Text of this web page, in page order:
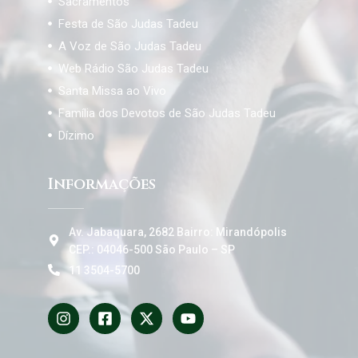
Festa de São Judas Tadeu
A Voz de São Judas Tadeu
Web Rádio São Judas Tadeu
Santa Missa ao Vivo
Família dos Devotos de São Judas Tadeu
Dízimo
Informações
Av. Jabaquara, 2682 Bairro: Mirandópolis
CEP.: 04046-500 São Paulo – SP
11 3504-5700